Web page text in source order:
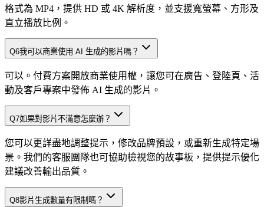
格式為 MP4，提供 HD 或 4K 解析度，並支援寬螢幕、方形及
直立播放比例。
Q6我可以商業使用 AI 生成的影片嗎？
可以。付費方案開放商業使用權，讓您可在廣告、登陸頁、活
動及客戶專案中發佈 AI 生成的影片。
Q7如果對影片不滿意怎麼辦？
您可以更詳盡地調整提示，修改品牌預設，或重新生成特定場
景。我們的客服團隊也可協助檢視您的故事板，提供提示優化
建議改善輸出品質。
Q8影片生成數量有限制嗎？